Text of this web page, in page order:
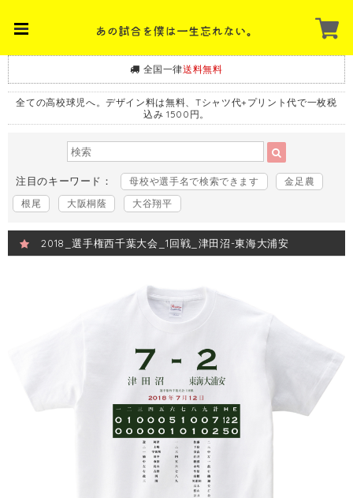
全国一律送料無料
全ての高校球児へ。デザイン料は無料、Tシャツ代+プリント代で一枚税
込み 1500円。
注目のキーワード： 母校や選手名で検索できます
金足農
根尾
大阪桐蔭 大谷翔平
2018_選手権西千葉大会_1回戦_津田沼-東海大浦安